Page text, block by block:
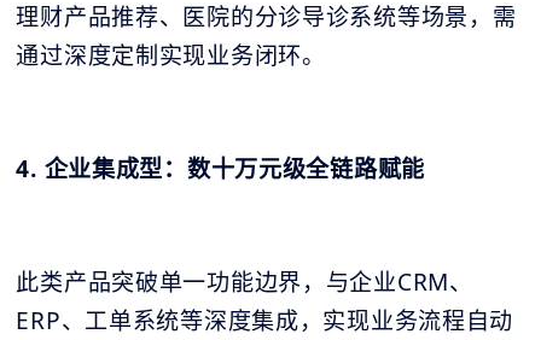
理财产品推荐、医院的分诊导诊系统等场景，需
通过深度定制实现业务闭环。
4. 企业集成型：数十万元级全链路赋能
此类产品突破单一功能边界，与企业CRM、
ERP、工单系统等深度集成，实现业务流程自动